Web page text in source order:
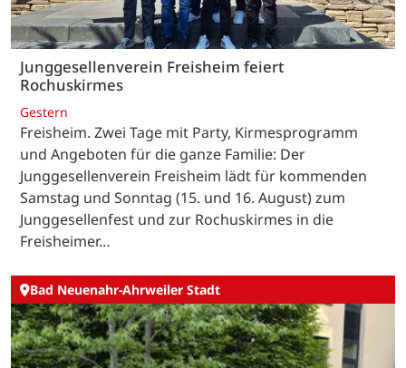
Junggesellenverein Freisheim feiert
Rochuskirmes
Gestern
Freisheim. Zwei Tage mit Party, Kirmesprogramm
und Angeboten für die ganze Familie: Der
Junggesellenverein Freisheim lädt für kommenden
Samstag und Sonntag (15. und 16. August) zum
Junggesellenfest und zur Rochuskirmes in die
Freisheimer…
Bad Neuenahr-Ahrweiler Stadt